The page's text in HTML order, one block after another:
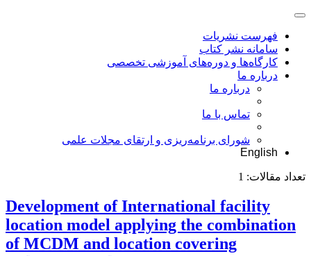
فهرست نشریات
سامانه نشر کتاب
کارگاه‌ها و دوره‌های آموزشی تخصصی
درباره ما
درباره ما
تماس با ما
شورای برنامه‌ریزی و ارتقای مجلات علمی
English
تعداد مقالات: 1
Development of International facility
location model applying the combination
of MCDM and location covering